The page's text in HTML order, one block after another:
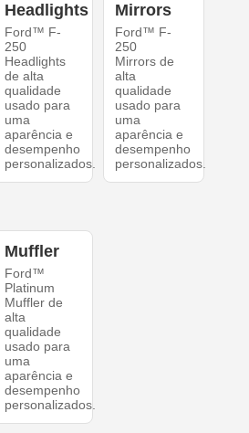
Headlights
Ford™ F-
250
Headlights
de alta
qualidade
usado para
uma
aparência e
desempenho
personalizados.
Mirrors
Ford™ F-
250
Mirrors de
alta
qualidade
usado para
uma
aparência e
desempenho
personalizados.
Muffler
Ford™
Platinum
Muffler de
alta
qualidade
usado para
uma
aparência e
desempenho
personalizados.